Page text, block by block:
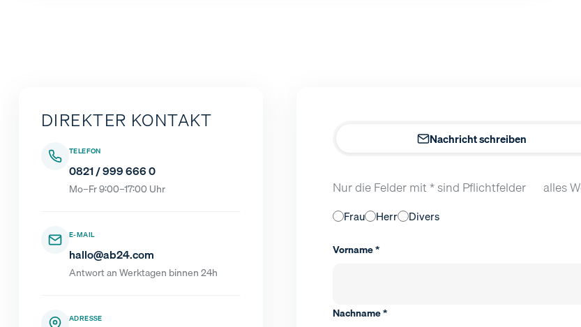
DIREKTER KONTAKT
TELEFON
0821 / 999 666 0
Mo–Fr 9:00–17:00 Uhr
E-MAIL
hallo@ab24.com
Antwort an Werktagen binnen 24h
ADRESSE
Nachricht schreiben
Nur die Felder mit * sind Pflichtfelder — alles
Frau Herr Divers
Vorname *
Nachname *